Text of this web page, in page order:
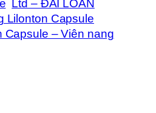
Ltd – ĐÀI LOAN
Lilonton Capsule
Capsule – Viên nang